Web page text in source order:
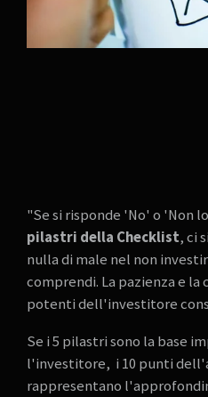
"Se si risponde 'No' o 'Non
pilastri della Checklist, ci
nulla di male nel non
comprendi. La pazienza e la
potenti dell'investitore
Se i 5 pilastri sono la base
l'investitore, i 10 punti
rappresentano